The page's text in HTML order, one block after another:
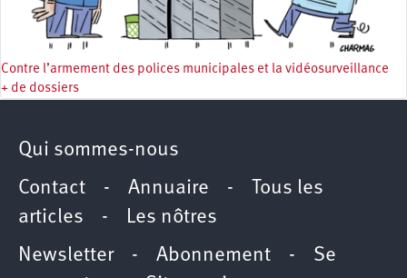
Contre l’armement des polices municipales et la vidéosurveillance
+ de dossiers
Qui sommes-nous
Contact - Annuaire -
Tous les
articles - Les nôtres
Newsletter- Abonnement - Se